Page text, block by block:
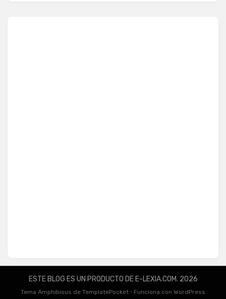
ESTE BLOG ES UN PRODUCTO DE E-LEXIA.COM. 2026
Tema Amphibious de TemplatePocket ⋅ Funciona con WordPress